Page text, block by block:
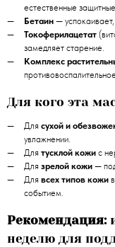
естественные
Бетаин —
Токоферилацетат
замедляет старение.
Комплекс
Для кого эта
Для сухой и
увлажнении.
Для тусклой кожи с
Для зрелой кожи —
Для всех типов кожи
событием.
Рекомендация:
неделю для